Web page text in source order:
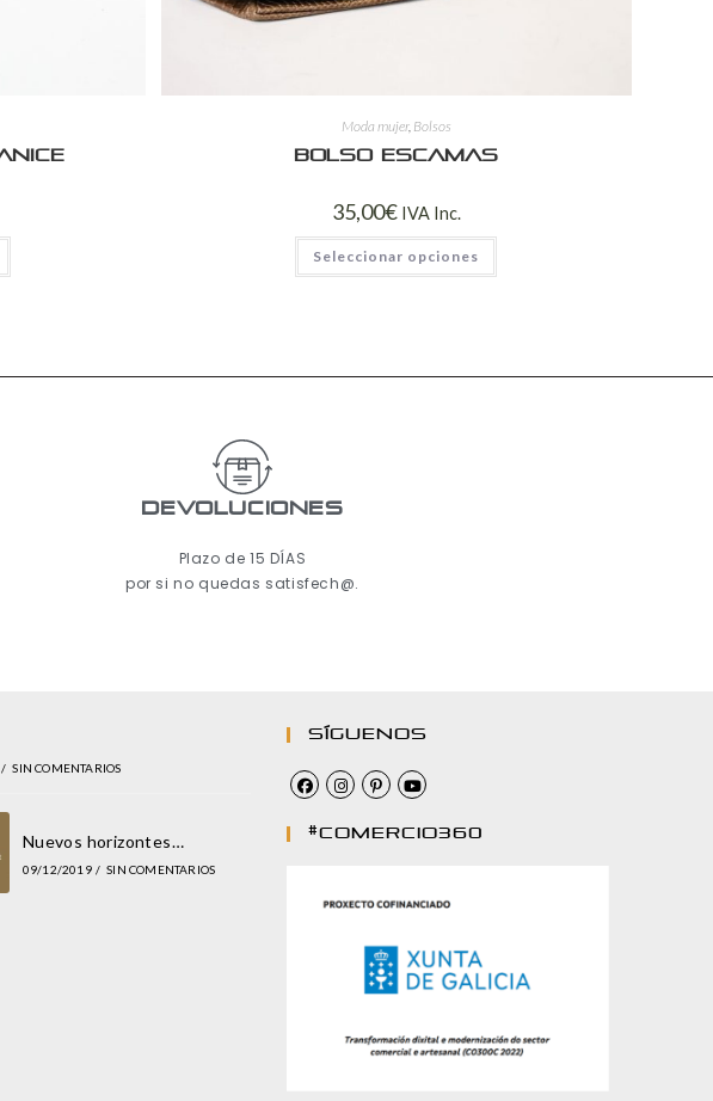
Moda mujer, Bolsos
Bolso escamas
35,00€ IVA Inc.
Seleccionar opciones
Devoluciones
Plazo de 15 DÍAS
por si no quedas satisfech@.
/ SIN COMENTARIOS
Nuevos horizontes…
09/12/2019 / SIN COMENTARIOS
Síguenos
#comercio360